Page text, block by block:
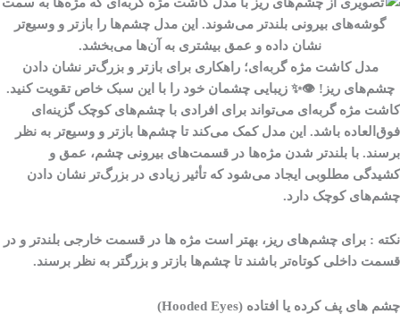
مدل کاشت مژه گربه‌ای؛ راهکاری برای بازتر و بزرگ‌تر نشان دادن
چشم‌های ریز! 👁✨ زیبایی چشمان خود را با این سبک خاص تقویت کنید.
کاشت مژه گربه‌ای می‌تواند برای افرادی با چشم‌های کوچک گزینه‌ای
فوق‌العاده باشد. این مدل کمک می‌کند تا چشم‌ها بازتر و وسیع‌تر به نظر
برسند. با بلندتر شدن مژه‌ها در قسمت‌های بیرونی چشم، عمق و
کشیدگی مطلوبی ایجاد می‌شود که تأثیر زیادی در بزرگ‌تر نشان دادن
چشم‌های کوچک دارد.
نکته : برای چشم‌های ریز، بهتر است مژه ها در قسمت خارجی بلندتر و در
قسمت داخلی کوتاه‌تر باشند تا چشم‌ها بازتر و بزرگتر به نظر برسند.
چشم‌ های پف کرده یا افتاده (Hooded Eyes)